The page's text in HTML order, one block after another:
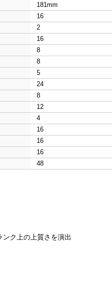
181mm
16
2
16
8
8
5
24
8
12
4
16
16
16
48
ク上の上質さを演出